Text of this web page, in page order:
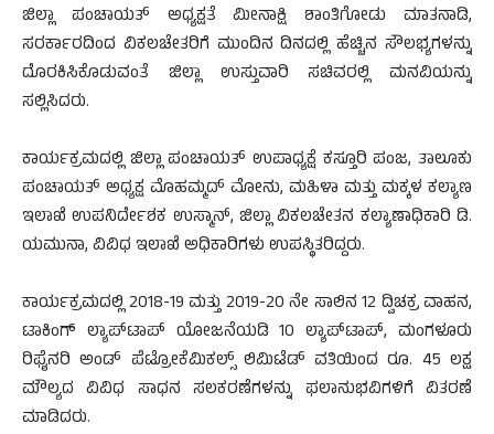
ಜಿಲ್ಲಾ ಪಂಚಾಯತ್ ಅಧ್ಯಕ್ಷತೆ ಮೀನಾಕ್ಷಿ ಶಾಂತಿಗೋಡು ಮಾತನಾಡಿ,
ಸರರ್ಕಾರದಿಂದ ವಿಕಲಚೇತರಿಗೆ ಮುಂದಿನ ದಿನದಲ್ಲಿ ಹೆಚ್ಚಿನ ಸೌಲಭ್ಯಗಳನ್ನು
ದೊರಕಿಸಿಕೊಡುವಂತೆ ಜಿಲ್ಲಾ ಉಸ್ತುವಾರಿ ಸಚಿವರಲ್ಲಿ ಮನವಿಯನ್ನು
ಸಲ್ಲಿಸಿದರು.
ಕಾರ್ಯಕ್ರಮದಲ್ಲಿ ಜಿಲ್ಲಾ ಪಂಚಾಯತ್ ಉಪಾಧ್ಯಕ್ಷೆ ಕಸ್ತೂರಿ ಪಂಜ, ತಾಲೂಕು
ಪಂಚಾಯತ್ ಅಧ್ಯಕ್ಷ ಮೊಹಮ್ಮದ್ ಮೋನು, ಮಹಿಳಾ ಮತ್ತು ಮಕ್ಕಳ ಕಲ್ಯಾಣ
ಇಲಾಖೆ ಉಪನಿರ್ದೇಶಕ ಉಸ್ಮಾನ್, ಜಿಲ್ಲಾ ವಿಕಲಚೇತನ ಕಲ್ಯಾಣಾಧಿಕಾರಿ ಡಿ.
ಯಮುನಾ, ವಿವಿಧ ಇಲಾಖೆ ಅಧಿಕಾರಿಗಳು ಉಪಸ್ಥಿತರಿದ್ದರು.
ಕಾರ್ಯಕ್ರಮದಲ್ಲಿ 2018-19 ಮತ್ತು 2019-20 ನೇ ಸಾಲಿನ 12 ದ್ವಿಚಕ್ರ ವಾಹನ,
ಟಾಕಿಂಗ್ ಲ್ಯಾಪ್‍ಟಾಪ್ ಯೋಜನೆಯಡಿ 10 ಲ್ಯಾಪ್‍ಟಾಪ್, ಮಂಗಳೂರು
ರಿಫೈನರಿ ಅಂಡ್ ಪೆಟ್ರೋಕೆಮಿಕಲ್ಸ್ ಲಿಮಿಟೆಡ್ ವತಿಯಿಂದ ರೂ. 45 ಲಕ್ಷ
ಮೌಲ್ಯದ ವಿವಿಧ ಸಾಧನ ಸಲಕರಣೆಗಳನ್ನು ಫಲಾನುಭವಿಗಳಿಗೆ ವಿತರಣೆ
ಮಾಡಿದರು.